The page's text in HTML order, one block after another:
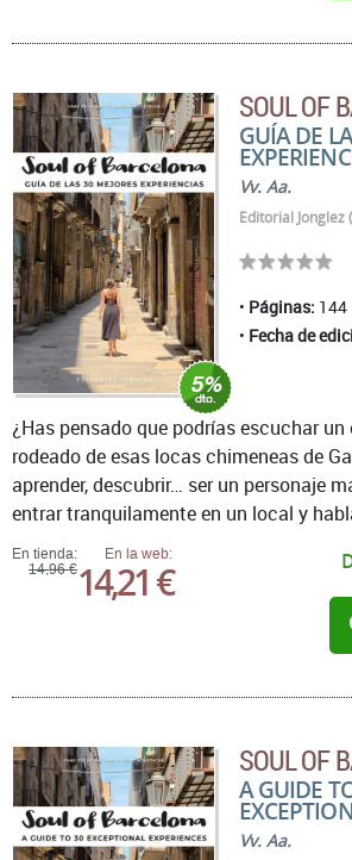
SOUL OF
GUÍA DE
Vv. Aa.
Editorial Jonglez
Páginas: 144
Fecha de
En tienda:
14,96 €
En la web:
14,21 €
¿Has pensado que podrías escuchar
rodeado de esas locas chimeneas de
aprender, descubrir… ser un personaje
entrar tranquilamente en un local y
SOUL OF
A GUIDE
Vv. Aa.